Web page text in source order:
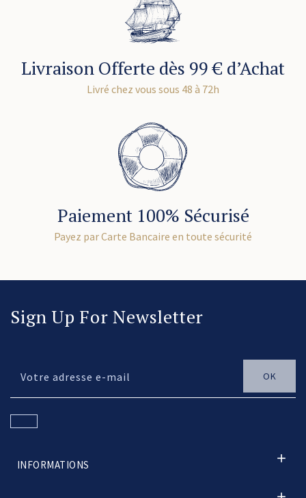
Livraison Offerte dès 99 € d’Achat
Livré chez vous sous 48 à 72h
Paiement 100% Sécurisé
Payez par Carte Bancaire en toute sécurité
Sign Up For Newsletter
INFORMATIONS 